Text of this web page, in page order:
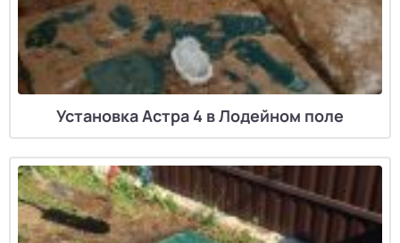
Установка Астра 4 в Лодейном поле